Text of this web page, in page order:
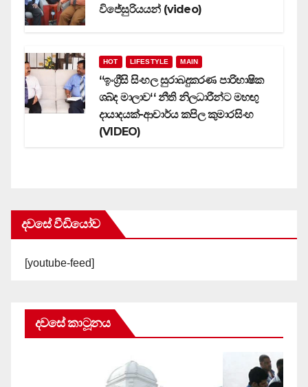
විජේසුරියයන් (video)
HOT LIFESTYLE MAIN
‘‘ඉංග්‍රීසි සිංහල සුරාබදුකරණ පාරිභාෂික
ශබ්ද මාලාව‘‘ නීති නිලධාරීන්ට මහඟු
දායාදයක්-ආචාර්ය කපිල කුමාරසිංහ
(VIDEO)
දවසේ වීඩියෝව
[youtube-feed]
දවසේ කාටූනය